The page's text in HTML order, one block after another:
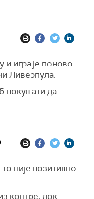
и игра је поново
Ливерпула.
покушати да
није позитивно
контре, док